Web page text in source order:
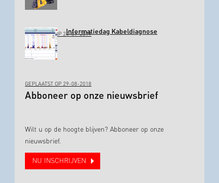
GEPLAATST OP 24-01-2019Informatiedag Kabeldiagnose
GEPLAATST OP 29-08-2018
Abboneer op onze nieuwsbrief
Wilt u op de hoogte blijven? Abboneer op onze
nieuwsbrief.
NU INSCHRIJVEN